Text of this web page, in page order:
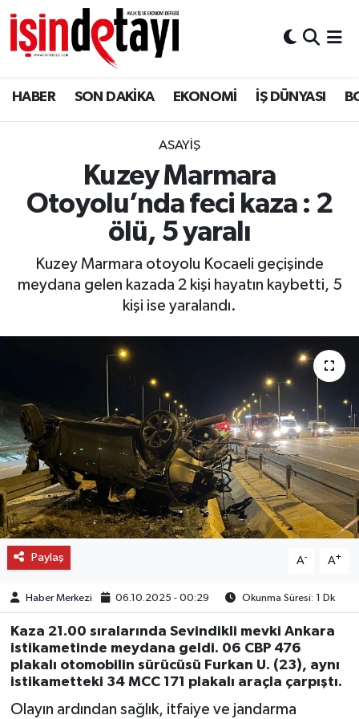
HABER SON DAKİKA EKONOMİ İŞ DÜNYASI
ASAYİŞ
Kuzey Marmara
Otoyolu’nda feci kaza : 2
ölü, 5 yaralı
Kuzey Marmara otoyolu Kocaeli geçişinde
meydana gelen kazada 2 kişi hayatın kaybetti, 5
kişi ise yaralandı.
Paylaş A- A+
Haber Merkezi 06.10.2025 - 00:29 Okunma Süresi: 1 Dk
Kaza 21.00 sıralarında Sevindikli mevki Ankara
istikametinde meydana geldi. 06 CBP 476
plakalı otomobilin sürücüsü Furkan U. (23), aynı
istikametteki 34 MCC 171 plakalı araçla çarpıştı.
Olayın ardından sağlık, itfaiye ve jandarma
DÜNYA
Eğitim
ENERJİ HABERİ
GAYRİMENKUL
HABER
OTO DETAY
SAĞLIK
SON DAKİKA
SPOR
FİNANS
Nöbetçi Eczaneler
Hava Durumu
İstanbul Namaz Vakitleri
Trafik Durumu
Süper Lig Puan Durumu ve Fikstür
Tüm Manşetler
Son Dakika Haberleri
Haber Arşivi